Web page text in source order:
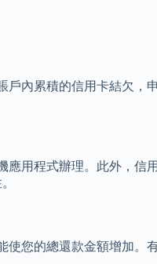
內累積的信用卡結欠，
用程式辦理。此外，信
您的總還款金額增加。